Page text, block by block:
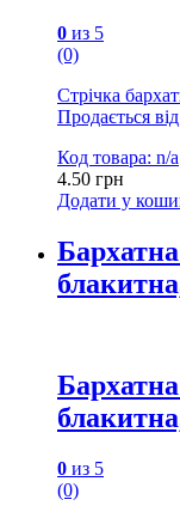
0 из 5
(0)
Стрічка
Продається
Код товара: n/a
4.50 грн
Додати у
0 из 5
(0)